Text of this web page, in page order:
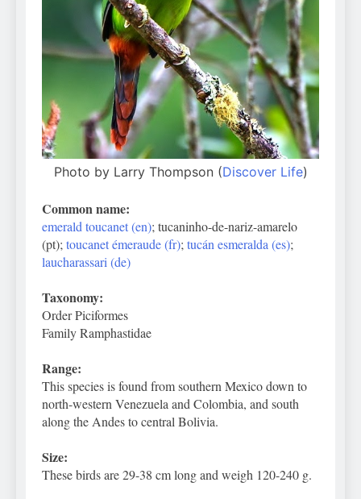
Photo by Larry Thompson (Discover Life)
Common name:
emerald toucanet (en); tucaninho-de-nariz-amarelo
(pt); toucanet émeraude (fr); tucán esmeralda (es);
laucharassari (de)
Taxonomy:
Order Piciformes
Family Ramphastidae
Range:
This species is found from southern Mexico down to
north-western Venezuela and Colombia, and south
along the Andes to central Bolivia.
Size:
These birds are 29-38 cm long and weigh 120-240 g.